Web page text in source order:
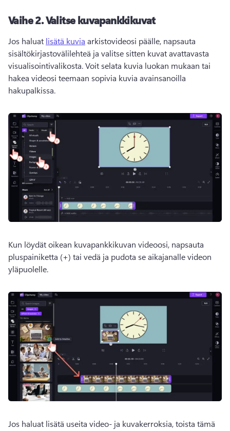
Vaihe 2. Valitse kuvapankkikuvat
Jos haluat lisätä kuvia arkistovideosi päälle, napsauta
sisältökirjastovälilehteä ja valitse sitten kuvat avattavasta
visualisointivalikosta. Voit selata kuvia luokan mukaan tai
hakea videosi teemaan sopivia kuvia avainsanoilla
hakupalkissa.
Kun löydät oikean kuvapankkikuvan videoosi, napsauta
pluspainiketta (+) tai vedä ja pudota se aikajanalle videon
yläpuolelle.
Jos haluat lisätä useita video- ja kuvakerroksia, toista tämä